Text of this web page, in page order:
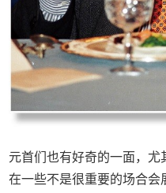
元首们也有好奇的一面，尤
在一些不是很重要的场合